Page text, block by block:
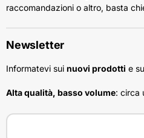
raccomandazioni o altro, basta
Newsletter
Informatevi sui nuovi prodotti e
Alta qualità, basso volume: circa